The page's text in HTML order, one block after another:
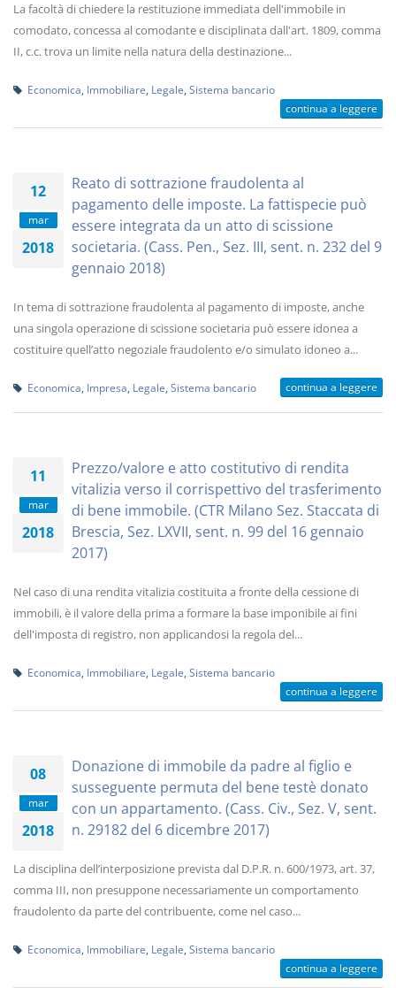
La facoltà di chiedere la restituzione immediata dell'immobile in
comodato, concessa al comodante e disciplinata dall'art. 1809, comma
II, c.c. trova un limite nella natura della destinazione...
Economica Immobiliare Legale Sistema bancario
continua a leggere
12
mar
2018
Reato di sottrazione fraudolenta al
pagamento delle imposte. La fattispecie può
essere integrata da un atto di scissione
societaria. (Cass. Pen., Sez. III, sent. n. 232 del 9
gennaio 2018)
In tema di sottrazione fraudolenta al pagamento di imposte, anche
una singola operazione di scissione societaria può essere idonea a
costituire quell’atto negoziale fraudolento e/o simulato idoneo a...
Economica Impresa Legale Sistema bancario continua a leggere
11
mar
2018
Prezzo/valore e atto costitutivo di rendita
vitalizia verso il corrispettivo del trasferimento
di bene immobile. (CTR Milano Sez. Staccata di
Brescia, Sez. LXVII, sent. n. 99 del 16 gennaio
2017)
Nel caso di una rendita vitalizia costituita a fronte della cessione di
immobili, è il valore della prima a formare la base imponibile ai fini
dell'imposta di registro, non applicandosi la regola del...
Economica Immobiliare Legale Sistema bancario
continua a leggere
08
mar
2018
Donazione di immobile da padre al figlio e
susseguente permuta del bene testè donato
con un appartamento. (Cass. Civ., Sez. V, sent.
n. 29182 del 6 dicembre 2017)
La disciplina dell’interposizione prevista dal D.P.R. n. 600/1973, art. 37,
comma III, non presuppone necessariamente un comportamento
fraudolento da parte del contribuente, come nel caso...
Economica Immobiliare Legale Sistema bancario
continua a leggere